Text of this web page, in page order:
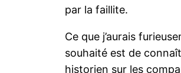
par la faillite.
Ce que j’aurais
souhaité est de
historien sur les